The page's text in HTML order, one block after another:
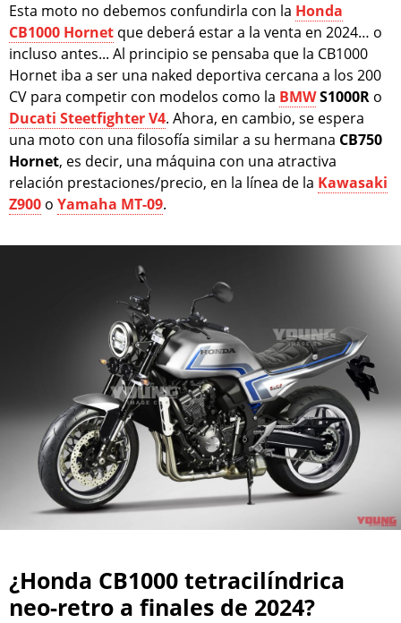
Esta moto no debemos confundirla con la Honda
CB1000 Hornet que deberá estar a la venta en 2024… o
incluso antes... Al principio se pensaba que la CB1000
Hornet iba a ser una naked deportiva cercana a los 200
CV para competir con modelos como la BMWS1000R o
Ducati Steetfighter V4. Ahora, en cambio, se espera
una moto con una filosofía similar a su hermana CB750
Hornet, es decir, una máquina con una atractiva
relación prestaciones/precio, en la línea de la Kawasaki
Z900 o Yamaha MT-09.
¿Honda CB1000 tetracilíndrica
neo-retro a finales de 2024?